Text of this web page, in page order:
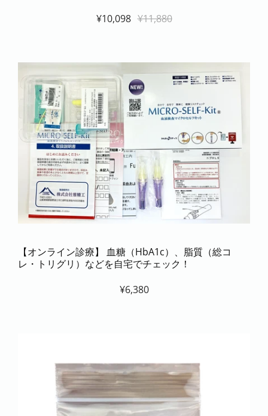
¥10,098 ¥11,880
【オンライン診療】 血糖（HbA1c）、脂質（総コ
レ・トリグリ）などを自宅でチェック！
¥6,380